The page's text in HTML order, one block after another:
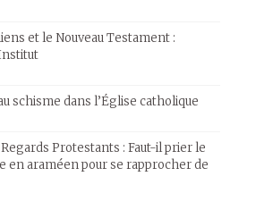
et le Nouveau Testament :
schisme dans l’Église catholique
Protestants : Faut-il prier le
en araméen pour se rapprocher de